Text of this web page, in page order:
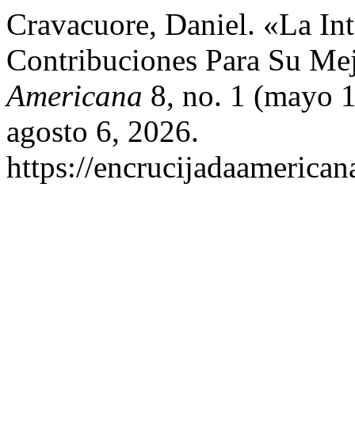
Cravacuore, Daniel. «La
Contribuciones Para Su
Americana 8, no. 1 (mayo
agosto 6, 2026.
https://